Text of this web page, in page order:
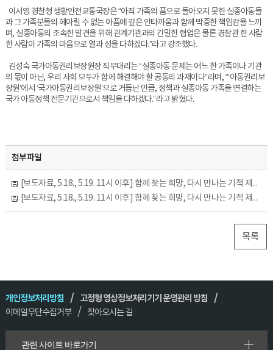
이서영 경찰청 생활안전교통국장은 “아직 가족의 품으로 돌아오지 못한 실종아동들
과 그 가족분들의 헤아릴 수 없는 아픔에 깊은 안타까움과 함께 막중한 책임감을 느끼
며, 실종아동의 조속한 발견을 위해 관계기관과의 긴밀한 협업은 물론 경찰관 한 사람
한 사람이 가족의 마음으로 열과 성을 다하겠다.”라고 강조했다.
김성숙 국가아동권리보장원장 직무대리는 “실종아동 문제는 어느 한 가족이나 기관
의 몫이 아닌, 우리 사회 모두가 함께 해결해야 할 공동의 과제이다”라며, “‘아동권리보
장원’에서 ‘국가아동권리보장원’으로 거듭난 만큼, 정책과 실종아동 가족을 연결하는
국가 아동정책 전문기관으로서 책임을 다하겠다.”라고 밝혔다.
첨부파일
[보도자료, 5.18., 5.19. 11시 이후] 함께 찾는 희망, 다시 만나는 기적 제20회 실종아동의 날(5.19.) 기념식 개최.hwp
[보도자료, 5.18., 5.19. 11시 이후] 함께 찾는 희망, 다시 만나는 기적 제20회 실종아동의 날(5.19.) 기념식 개최.pdf
목록
개인정보처리방침
고정형 영상정보처리기기 운영관리 방침
이메일무단수집거부
찾아오시는 길
관련 사이트 바로가기